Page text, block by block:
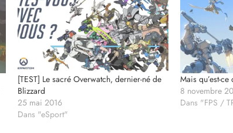
[TEST] Le sacré Overwatch, dernier-né de
Blizzard
25 mai 2016
Dans "eSport"
Mais qu’est-
8 novembre
Dans "FPS /